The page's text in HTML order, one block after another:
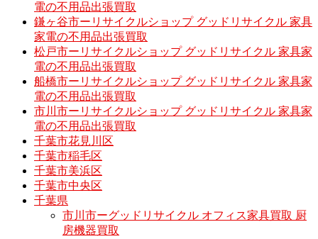
電の不用品出張買取
鎌ヶ谷市ーリサイクルショップ グッドリサイクル 家具
家電の不用品出張買取
松戸市ーリサイクルショップ グッドリサイクル 家具家
電の不用品出張買取
船橋市ーリサイクルショップ グッドリサイクル 家具家
電の不用品出張買取
市川市ーリサイクルショップ グッドリサイクル 家具家
電の不用品出張買取
千葉市花見川区
千葉市稲毛区
千葉市美浜区
千葉市中央区
千葉県
市川市ーグッドリサイクル オフィス家具買取 厨
房機器買取